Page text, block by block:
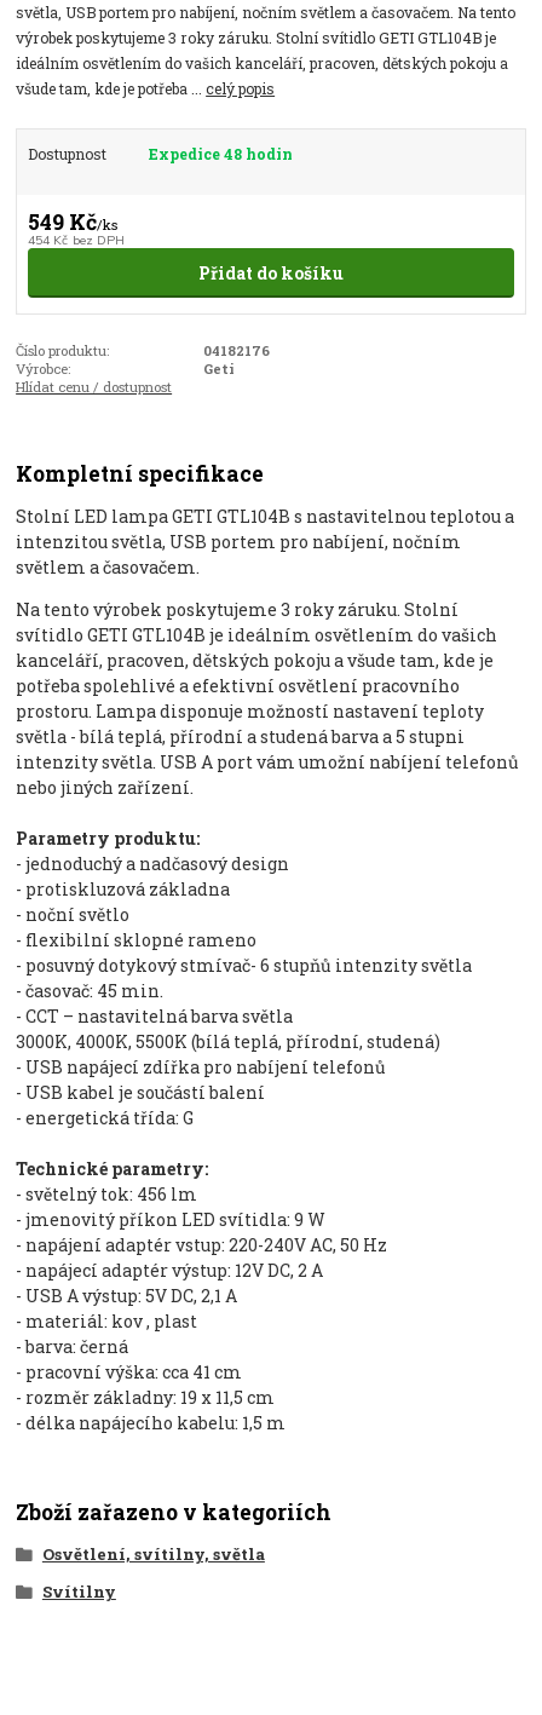
světla, USB portem pro nabíjení, nočním světlem a časovačem. Na tento
výrobek poskytujeme 3 roky záruku. Stolní svítidlo GETI GTL104B je
ideálním osvětlením do vašich kanceláří, pracoven, dětských pokoju a
všude tam, kde je potřeba ...celý popis
Dostupnost Expedice 48 hodin
549 Kč/ks
454 Kč bez DPH
Přidat do košíku
Číslo produktu:
04182176
Výrobce:
Geti
Hlídat cenu / dostupnost
Kompletní specifikace
Stolní LED lampa GETI GTL104B s nastavitelnou teplotou a
intenzitou světla, USB portem pro nabíjení, nočním
světlem a časovačem.
Na tento výrobek poskytujeme 3 roky záruku. Stolní
svítidlo GETI GTL104B je ideálním osvětlením do vašich
kanceláří, pracoven, dětských pokoju a všude tam, kde je
potřeba spolehlivé a efektivní osvětlení pracovního
prostoru. Lampa disponuje možností nastavení teploty
světla - bílá teplá, přírodní a studená barva a 5 stupni
intenzity světla. USB A port vám umožní nabíjení telefonů
nebo jiných zařízení.
Parametry produktu:
- jednoduchý a nadčasový design
- protiskluzová základna
- noční světlo
- flexibilní sklopné rameno
- posuvný dotykový stmívač- 6 stupňů intenzity světla
- časovač: 45 min.
- CCT – nastavitelná barva světla
3000K, 4000K, 5500K (bílá teplá, přírodní, studená)
- USB napájecí zdířka pro nabíjení telefonů
- USB kabel je součástí balení
- energetická třída: G
Technické parametry:
- světelný tok: 456 lm
- jmenovitý příkon LED svítidla: 9 W
- napájení adaptér vstup: 220-240V AC, 50 Hz
- napájecí adaptér výstup: 12V DC, 2 A
- USB A výstup: 5V DC, 2,1 A
- materiál: kov , plast
- barva: černá
- pracovní výška: cca 41 cm
- rozměr základny: 19 x 11,5 cm
- délka napájecího kabelu: 1,5 m
Zboží zařazeno v kategoriích
Osvětlení, svítilny, světla
Svítilny